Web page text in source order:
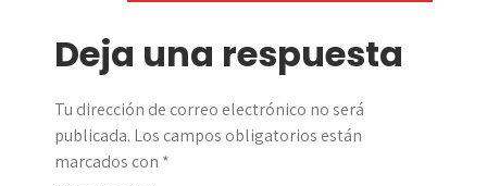
entradas
Deja una respuesta
Tu dirección de correo electrónico no será
publicada. Los campos obligatorios están
marcados con *